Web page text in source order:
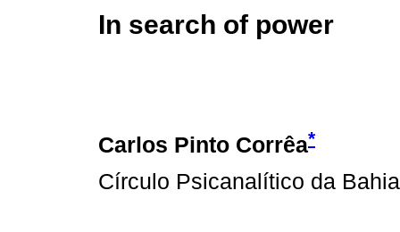
In search of power
Carlos Pinto Corrêa*
Círculo Psicanalítico da Bahia